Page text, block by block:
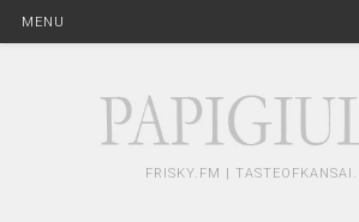
MENU
FRISKY.FM |